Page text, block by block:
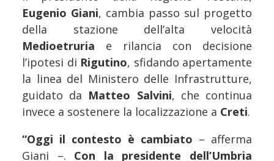
Eugenio Giani, cambia passo sul progetto
della stazione dell’alta velocità
Medioetruria e rilancia con decisione
l’ipotesi di Rigutino, sfidando apertamente
la linea del Ministero delle Infrastrutture,
guidato da Matteo Salvini, che continua
invece a sostenere la localizzazione a Creti.
“Oggi il contesto è cambiato – afferma
Giani –. Con la presidente dell’Umbria